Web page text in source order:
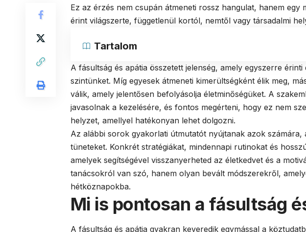
Ez az érzés nem csupán átmeneti rossz hangulat, hanem egy
érint világszerte, függetlenül kortól, nemtől vagy társadalmi
Tartalom
A fásultság és apátia összetett jelenség, amely egyszerre érinti
szintünket. Míg egyesek átmeneti kimerültségként élik meg,
válik, amely jelentősen befolyásolja életminőségüket. A
javasolnak a kezelésére, és fontos megérteni, hogy ez nem
helyzet, amellyel hatékonyan lehet dolgozni.
Az alábbi sorok gyakorlati útmutatót nyújtanak azok számára,
tüneteket. Konkrét stratégiákat, mindennapi rutinokat és
amelyek segítségével visszanyerheted az életkedvet és a
tanácsokról van szó, hanem olyan bevált módszerekről,
hétköznapokba.
Mi is pontosan a fásultság
A fásultság és apátia gyakran keveredik egymással a